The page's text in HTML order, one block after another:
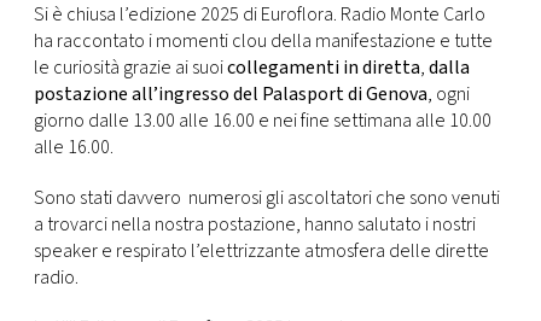
Si è chiusa l’edizione 2025 di Euroflora. Radio Monte Carlo
ha raccontato i momenti clou della manifestazione e tutte
le curiosità grazie ai suoicollegamenti in diretta,dalla
postazione all’ingresso del Palasport di Genova, ogni
giorno dalle 13.00 alle 16.00 e nei fine settimana alle 10.00
alle 16.00.
Sono stati davvero numerosi gli ascoltatori che sono venuti
a trovarci nella nostra postazione, hanno salutato i nostri
speaker e respirato l’elettrizzante atmosfera delle dirette
radio.